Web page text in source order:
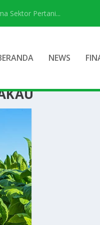
Sektor Pertani...
NEWS